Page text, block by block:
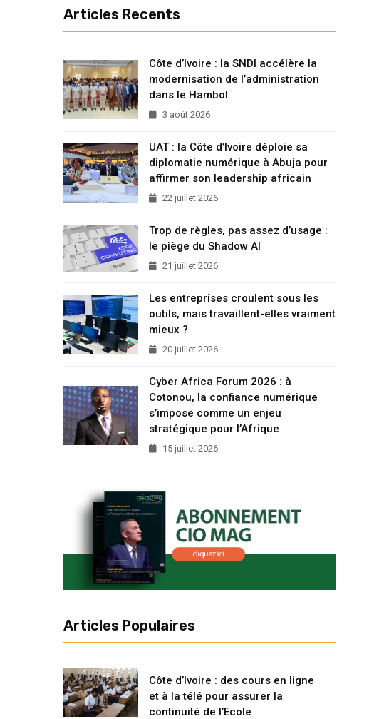
Articles Recents
Côte d’Ivoire : la SNDI accélère la
modernisation de l’administration
dans le Hambol
3 août 2026
UAT : la Côte d’Ivoire déploie sa
diplomatie numérique à Abuja pour
affirmer son leadership africain
22 juillet 2026
Trop de règles, pas assez d’usage :
le piège du Shadow AI
21 juillet 2026
Les entreprises croulent sous les
outils, mais travaillent-elles vraiment
mieux ?
20 juillet 2026
Cyber Africa Forum 2026 : à
Cotonou, la confiance numérique
s’impose comme un enjeu
stratégique pour l’Afrique
15 juillet 2026
Articles Populaires
Côte d’Ivoire : des cours en ligne
et à la télé pour assurer la
continuité de l’Ecole